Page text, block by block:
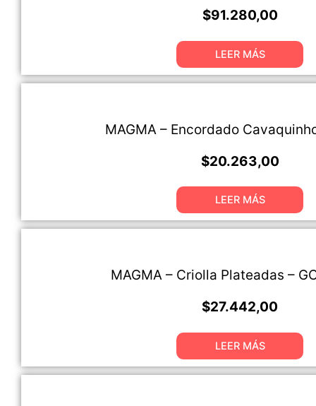
$91.280,00
LEER MÁS
MAGMA – Encordado
$20.263,00
LEER MÁS
MAGMA – Criolla Plateadas –
$27.442,00
LEER MÁS